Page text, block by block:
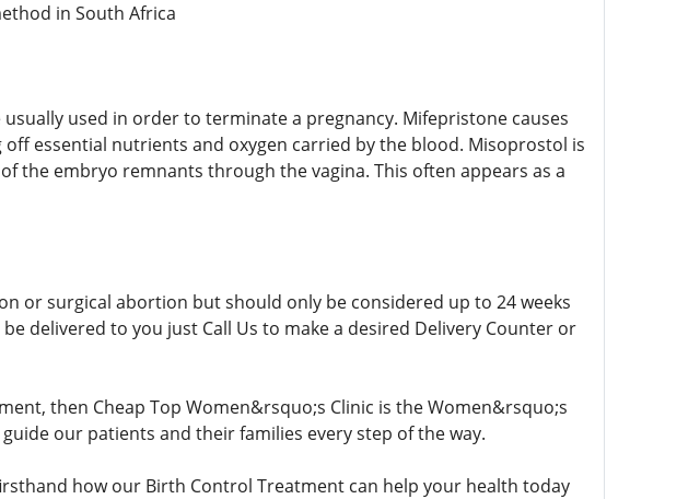
in South Africa
used in order to terminate a pregnancy. Mifepristone causes
essential nutrients and oxygen carried by the blood. Misoprostol is
the embryo remnants through the vagina. This often appears as a
or surgical abortion but should only be considered up to 24 weeks
delivered to you just Call Us to make a desired Delivery Counter or
then Cheap Top Women&rsquo;s Clinic is the Women&rsquo;s
our patients and their families every step of the way.
how our Birth Control Treatment can help your health today